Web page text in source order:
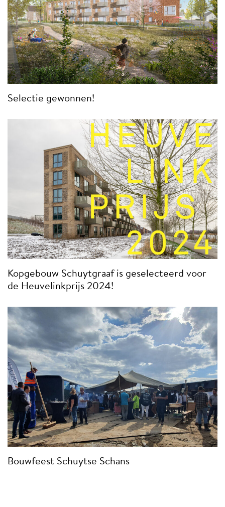
Selectie gewonnen!
Kopgebouw Schuytgraaf is geselecteerd voor
de Heuvelinkprijs 2024!
Bouwfeest Schuytse Schans